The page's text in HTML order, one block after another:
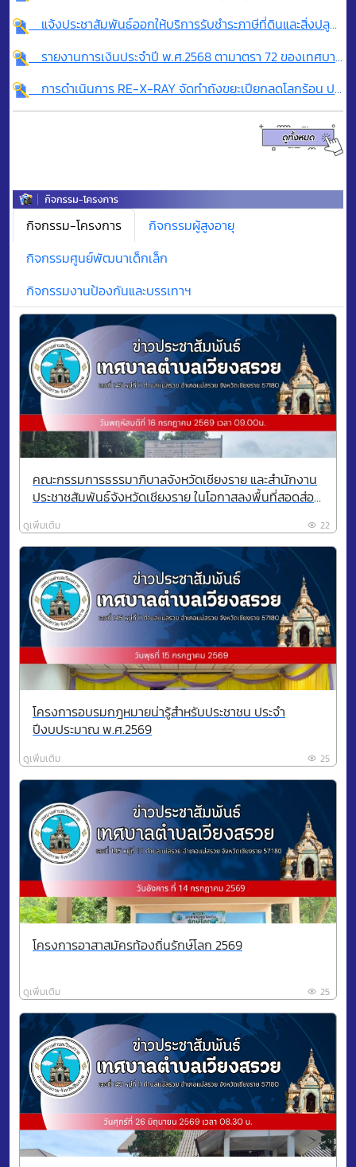
แจ้งประชาสัมพันธ์ออกให้บริการรับชำระภาษีที่ดินและสิ่งปลูกสร้าง ประจำปีงบประมาณ 2569
รายงานการเงินประจำปี พ.ศ.2568 ตามาตรา 72 ของเทศบาลตำบลเวียงสรวย
การดำเนินการ RE-X-RAY จัดทำถังขยะเปียกลดโลกร้อน ประจำปี พ.ศ.2569
กิจกรรม-โครงการ
กิจกรรมผู้สูงอายุ
กิจกรรมศูนย์พัฒนาเด็กเล็ก
กิจกรรมงานป้องกันและบรรเทาฯ
คณะกรรมการธรรมาภิบาลจังหวัดเชียงราย และสำนักงาน
ประชาชสัมพันธ์จังหวัดเชียงราย ในโอกาสลงพื้นที่สอดส่อง
ปีงบประมาณ พ.ศ. ๒๕๖๙ ณ สถานที่ก่อสร้างศูนย์พัฒนา
เด็กเล็กบ้านหนองผำ หมู่ที่ 9
ดูเพิ่มเติม 22
โครงการอบรมกฎหมายน่ารู้สำหรับประชาชน ประจำ
ปีงบประมาณ พ.ศ.2569
ดูเพิ่มเติม 25
โครงการอาสาสมัครท้องถิ่นรักษ์โลก 2569
ดูเพิ่มเติม 25